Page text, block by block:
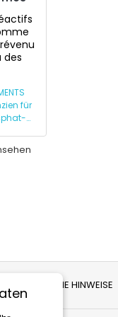
des
für
RECHTLICHE HINWEISE